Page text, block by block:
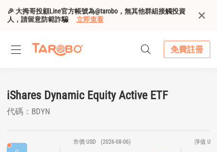
🎉 大拇哥投顧Line官方帳號為@tarobo，無其他群組接觸投資
人，請留意防範詐騙
立即查看
免費註冊
iShares Dynamic Equity Active ETF
代碼：BDYN
市價 USD (2026-08-06) 淨值